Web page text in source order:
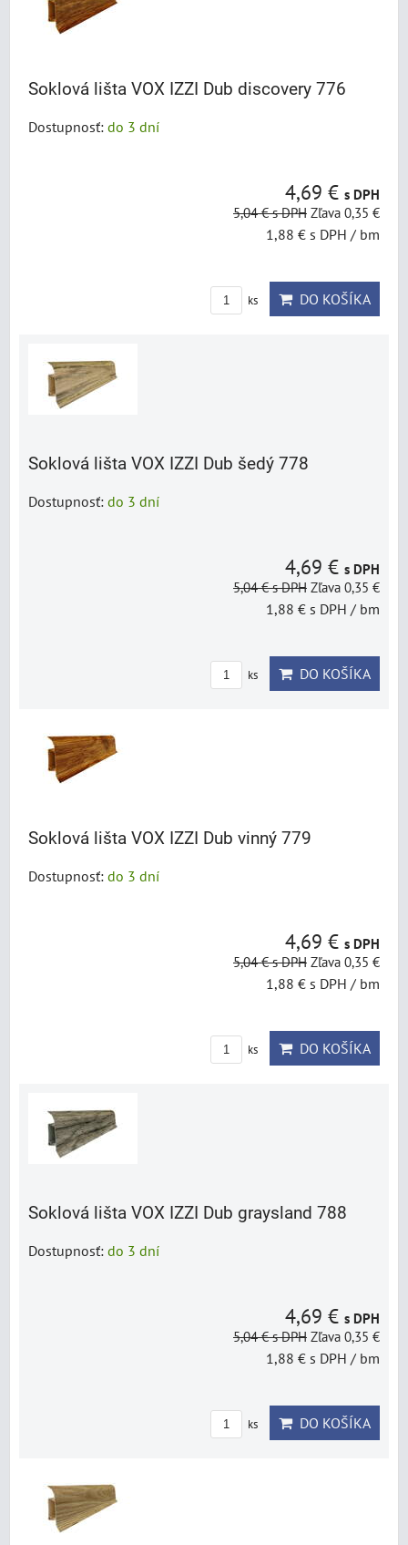
Soklová lišta VOX IZZI Dub discovery 776
Dostupnosť: do 3 dní
4,69 € s DPH
5,04 €s DPH Zľava 0,35 €
1,88 € s DPH / bm
ks DO KOŠÍKA
Soklová lišta VOX IZZI Dub šedý 778
Dostupnosť: do 3 dní
4,69 € s DPH
5,04 €s DPH Zľava 0,35 €
1,88 € s DPH / bm
ks DO KOŠÍKA
Soklová lišta VOX IZZI Dub vinný 779
Dostupnosť: do 3 dní
4,69 € s DPH
5,04 €s DPH Zľava 0,35 €
1,88 € s DPH / bm
ks DO KOŠÍKA
Soklová lišta VOX IZZI Dub graysland 788
Dostupnosť: do 3 dní
4,69 € s DPH
5,04 €s DPH Zľava 0,35 €
1,88 € s DPH / bm
ks DO KOŠÍKA